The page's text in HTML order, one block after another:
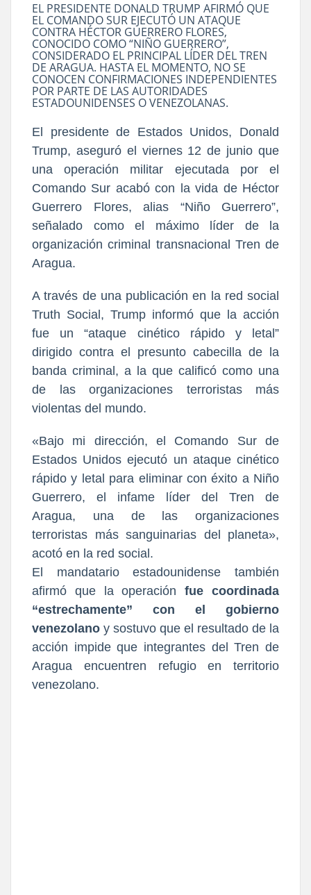
EL PRESIDENTE DONALD TRUMP AFIRMÓ QUE
EL COMANDO SUR EJECUTÓ UN ATAQUE
CONTRA HÉCTOR GUERRERO FLORES,
CONOCIDO COMO “NIÑO GUERRERO”,
CONSIDERADO EL PRINCIPAL LÍDER DEL TREN
DE ARAGUA. HASTA EL MOMENTO, NO SE
CONOCEN CONFIRMACIONES INDEPENDIENTES
POR PARTE DE LAS AUTORIDADES
ESTADOUNIDENSES O VENEZOLANAS.
El presidente de Estados Unidos, Donald
Trump, aseguró el viernes 12 de junio que
una operación militar ejecutada por el
Comando Sur acabó con la vida de Héctor
Guerrero Flores, alias “Niño Guerrero”,
señalado como el máximo líder de la
organización criminal transnacional Tren de
Aragua.
A través de una publicación en la red social
Truth Social, Trump informó que la acción
fue un “ataque cinético rápido y letal”
dirigido contra el presunto cabecilla de la
banda criminal, a la que calificó como una
de las organizaciones terroristas más
violentas del mundo.
«Bajo mi dirección, el Comando Sur de
Estados Unidos ejecutó un ataque cinético
rápido y letal para eliminar con éxito a Niño
Guerrero, el infame líder del Tren de
Aragua, una de las organizaciones
terroristas más sanguinarias del planeta»,
acotó en la red social.
El mandatario estadounidense también
afirmó que la operación
fue coordinada
“estrechamente” con el gobierno
venezolano y sostuvo que el resultado de la
acción impide que integrantes del Tren de
Aragua encuentren refugio en territorio
venezolano.